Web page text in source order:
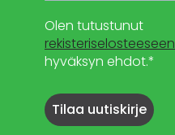
Olen tutustunut
rekisteriselosteeseen
hyväksyn ehdot.*